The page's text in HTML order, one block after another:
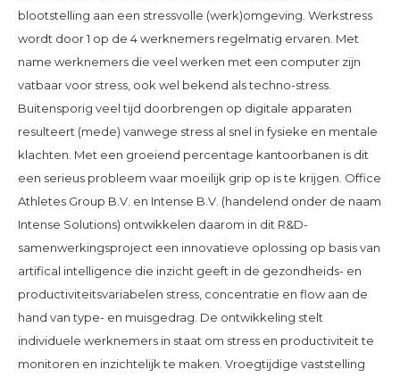
blootstelling aan een stressvolle (werk)omgeving. Werkstress
wordt door 1 op de 4 werknemers regelmatig ervaren. Met
name werknemers die veel werken met een computer zijn
vatbaar voor stress, ook wel bekend als techno-stress.
Buitensporig veel tijd doorbrengen op digitale apparaten
resulteert (mede) vanwege stress al snel in fysieke en mentale
klachten. Met een groeiend percentage kantoorbanen is dit
een serieus probleem waar moeilijk grip op is te krijgen. Office
Athletes Group B.V. en Intense B.V. (handelend onder de naam
Intense Solutions) ontwikkelen daarom in dit R&D-
samenwerkingsproject een innovatieve oplossing op basis van
artifical intelligence die inzicht geeft in de gezondheids- en
productiviteitsvariabelen stress, concentratie en flow aan de
hand van type- en muisgedrag. De ontwikkeling stelt
individuele werknemers in staat om stress en productiviteit te
monitoren en inzichtelijk te maken. Vroegtijdige vaststelling